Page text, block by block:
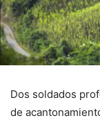
Dos soldados
de